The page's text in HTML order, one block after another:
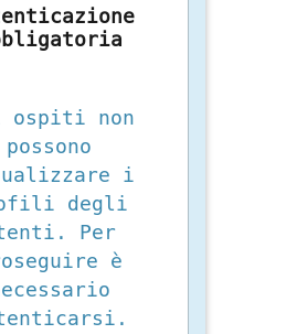
ospiti non
possono
i
degli
Per
è